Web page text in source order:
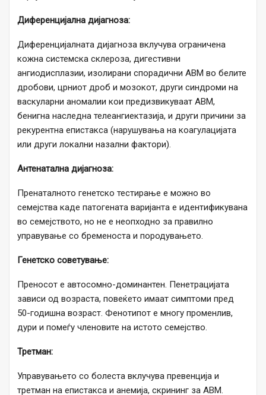
Диференцијална дијагноза:
Диференцијалната дијагноза вклучува ограничена
кожна системска склероза, дигестивни
ангиодисплазии, изолирани спорадични АВM во белите
дробови, црниот дроб и мозокот, други синдроми на
васкуларни аномалии кои предизвикуваат AВM,
бенигна наследна телеангиектазија, и други причини за
рекурентна епистакса (нарушувања на коагулацијата
или други локални назални фактори).
Антенатална дијагноза:
Пренаталното генетско тестирање е можно во
семејства каде патогената варијанта е идентификувана
во семејството, но не е неопходно за правилно
управување со бременоста и породувањето.
Генетско советување:
Преносот е автосомно-доминантен. Пенетрацијата
зависи од возраста, повеќето имаат симптоми пред
50-годишна возраст. Фенотипот е многу променлив,
дури и помеѓу членовите на истото семејство.
Третман:
Управувањето со болеста вклучува превенција и
третман на епистакса и анемија, скрининг за AВM.